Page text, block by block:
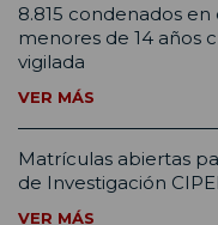
8.815 condenados
menores de 14 años
vigilada
VER MÁS
Matrículas abiertas
de Investigación
VER MÁS